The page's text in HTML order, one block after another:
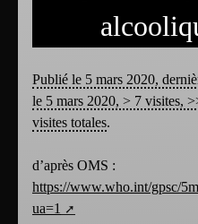
Publié le 5 mars 2020,
le 5 mars 2020, > 7 visites,
visites totales.
d’après OMS :
https://www.who.int/gpsc/
ua=1